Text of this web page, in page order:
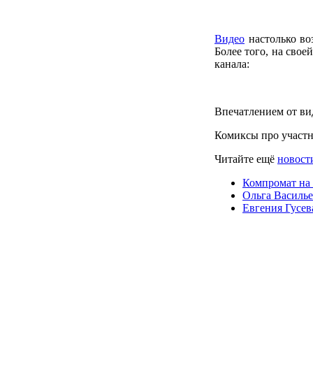
Видео настолько
Более того, на
канала:
Впечатлением от
Комиксы про
Читайте ещё
Компромат
Ольга
Евгения